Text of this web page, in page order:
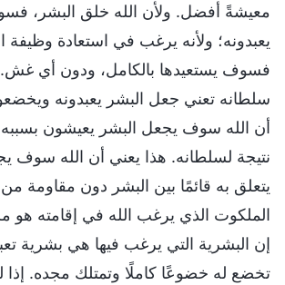
معيشةً أفضل. ولأن الله خلق البشر،
يعبدونه؛ ولأنه يرغب في استعادة وظيفة
فسوف يستعيدها بالكامل، ودون أي غش.
سلطانه تعني جعل البشر يعبدونه
أن الله سوف يجعل البشر يعيشون
نتيجة لسلطانه. هذا يعني أن الله
يتعلق به قائمًا بين البشر دون مقاومة
الملكوت الذي يرغب الله في إقامته هو
إن البشرية التي يرغب فيها هي بشرية
تخضع له خضوعًا كاملًا وتمتلك مجده. إذا